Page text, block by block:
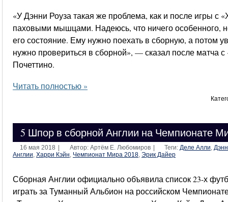
«У Дэнни Роуза такая же проблема, как и после игры
паховыми мышцами. Надеюсь, что ничего особенного,
его состояние. Ему нужно поехать в сборную, а потом
нужно провериться в сборной», — сказал после матча
Почеттино.
Читать полностью »
5 Шпор в сборной Англии на Чемпионате
16 мая 2018 Автор: Артём Е. Любомиров Теги: Деле Алли,
Англии, Харри Кэйн, Чемпионат Мира 2018, Эрик Дайер
Сборная Англии официально объявила список 23-х
играть за Туманный Альбион на российском